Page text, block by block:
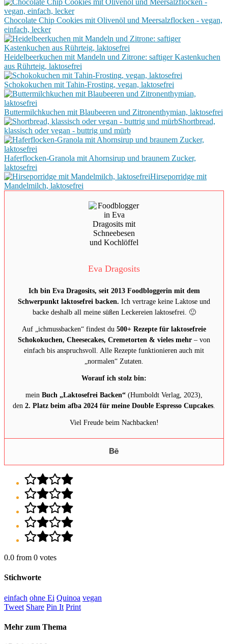
Chocolate Chip Cookies mit Olivenöl und Meersalzflocken - vegan,
einfach, lecker
Heidelbeerkuchen mit Mandeln und Zitrone: saftiger Kastenkuchen
aus Rührteig, laktosefrei
Schokokuchen mit Tahin-Frosting, vegan, laktosefrei
Buttermilchkuchen mit Blaubeeren und Zitronenthymian, laktosefrei
Shortbread,
klassisch oder vegan - buttrig und mürb
Haferflocken-Granola mit Ahornsirup und braunem Zucker,
laktosefrei
Hirseporridge mit
Mandelmilch, laktosefrei
Eva Dragosits
Ich bin Eva Dragosits, seit 2013 Foodbloggerin mit dem
Schwerpunkt laktosefrei backen. Ich vertrage keine Laktose und
backe deshalb all meine süßen Leckereien laktosefrei. 🙂
Auf „ichmussbacken“ findest du 500+ Rezepte für laktosefreie
Schokokuchen, Cheesecakes, Cremetorten & vieles mehr – von
einfach bis anspruchsvoll. Alle Rezepte funktionieren auch mit
„normalen“ Zutaten.
Worauf ich stolz bin:
mein Buch „Laktosefrei Backen“ (Humboldt Verlag, 2023),
den 2. Platz beim afba 2024 für meine Double Espresso Cupcakes.
Viel Freude beim Nachbacken!
0.0 from 0 votes
Stichworte
einfach ohne Ei Quinoa vegan
Tweet Share Pin It Print
Mehr zum Thema